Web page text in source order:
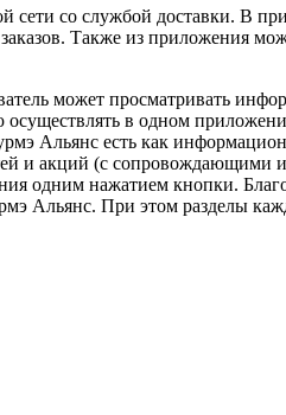
сети со службой доставки. В
Также из приложения
может просматривать
в одном
Альянс есть как
и акций (с сопровождающими
одним нажатием кнопки.
Альянс. При этом разделы